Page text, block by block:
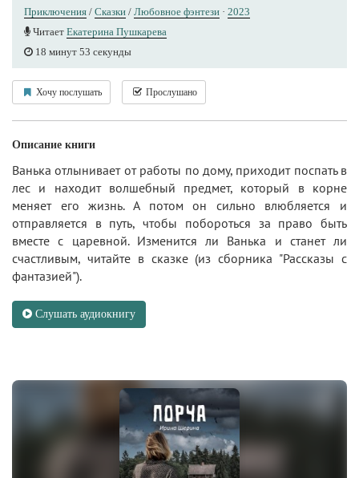
Приключения / Сказки / Любовное фэнтези · 2023
Читает Екатерина Пушкарева
18 минут 53 секунды
Хочу послушать Прослушано
Описание книги
Ванька отлынивает от работы по дому, приходит поспать в
лес и находит волшебный предмет, который в корне
меняет его жизнь. А потом он сильно влюбляется и
отправляется в путь, чтобы побороться за право быть
вместе с царевной. Изменится ли Ванька и станет ли
счастливым, читайте в сказке (из сборника "Рассказы с
фантазией").
Слушать аудиокнигу